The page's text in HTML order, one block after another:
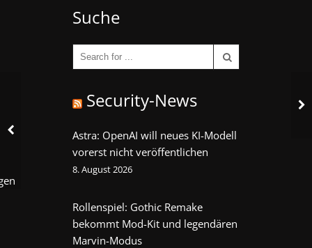
Suche
Security-News
Astra: OpenAI will neues KI-Modell
vorerst nicht veröffentlichen
8. August 2026
Rollenspiel: Gothic Remake
bekommt Mod-Kit und legendären
Marvin-Modus